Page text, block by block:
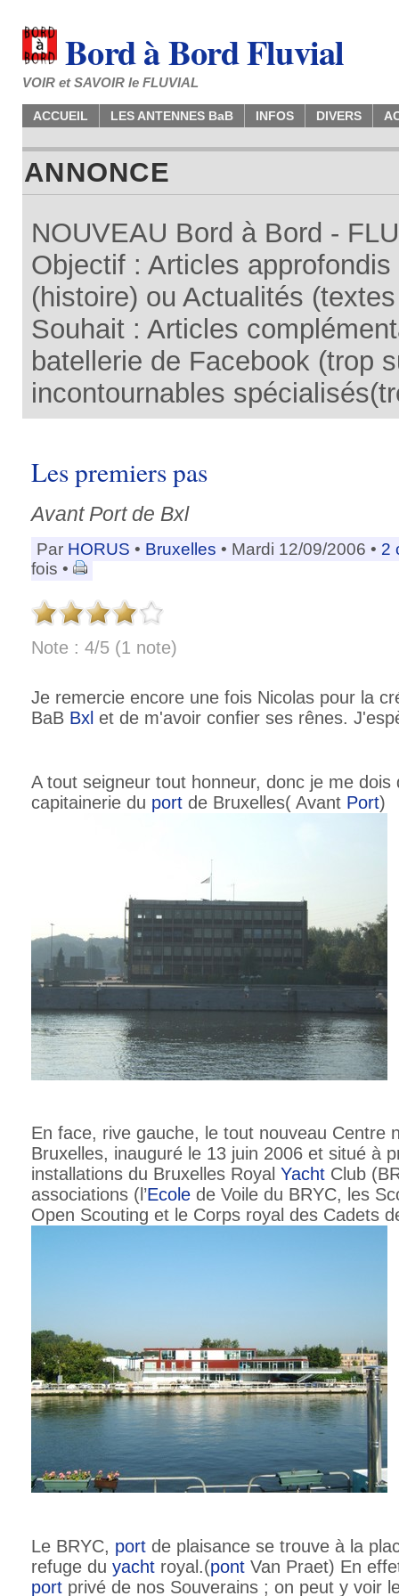
Bord à Bord Fluvial
VOIR et SAVOIR le FLUVIAL
ACCUEIL LES ANTENNES BaB INFOS DIVERS
ANNONCE
NOUVEAU Bord à Bord -
Objectif : Articles
(histoire) ou Actualités
Souhait : Articles
batellerie de Facebook (trop
incontournables
Les premiers pas
Avant Port de Bxl
Par HORUS • Bruxelles • Mardi 12/09/2006 • 2
fois •
Note : 4/5 (1 note)
Je remercie encore une fois Nicolas pour la
BaB Bxl et de m'avoir confier ses rênes.
A tout seigneur tout honneur, donc je me
capitainerie du port de Bruxelles( Avant Port)
En face, rive gauche, le tout nouveau Centre
Bruxelles, inauguré le 13 juin 2006 et situé à
installations du Bruxelles Royal Yacht Club
associations (l’Ecole de Voile du BRYC, les
Open Scouting et le Corps royal des Cadets
Le BRYC, port de plaisance se trouve à la
refuge du yacht royal.(pont Van Praet) En
port privé de nos Souverains ; on peut y voir